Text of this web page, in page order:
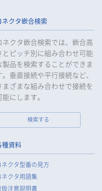
が発生した場合は、お客様
被害を最小限にとどめるた
、再発防止に向けた取り組
理体制および取り組みを継
し、その改善に努めてまい
、お客様等の氏名、住
勤務先情報（所属会社
FAX）番号等）、性別、銀
ネクタ嵌合検索
ネクタ嵌合検索では、嵌合高
とピッチ別に組み合わせ可能
製品を検索することができま
。垂直接続や平行接続など、
まざまな組み合わせで接続を
能にします。
検索する
種資料
ネクタ型番の見方
ネクタ用語集
扱注意説明書